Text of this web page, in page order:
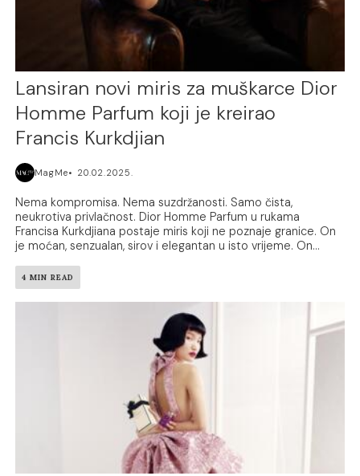
Lansiran novi miris za muškarce Dior
Homme Parfum koji je kreirao
Francis Kurkdjian
MagMe 20.02.2025.
Nema kompromisa. Nema suzdržanosti. Samo čista,
neukrotiva privlačnost. Dior Homme Parfum u rukama
Francisa Kurkdjiana postaje miris koji ne poznaje granice. On
je moćan, senzualan, sirov i elegantan u isto vrijeme. On...
4 MIN READ